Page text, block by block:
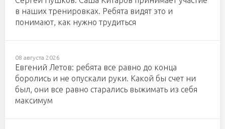
в наших тренировках. Ребята видят это и
понимают, как нужно трудиться
08 августа 2026
Евгений Летов: ребята все равно до конца
боролись и не опускали руки. Какой бы счет ни
был, они все равно старались выжимать из себя
максимум